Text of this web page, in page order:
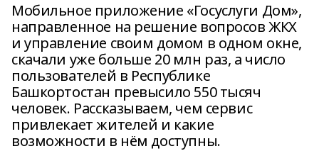
Мобильное приложение «Госуслуги Дом»,
направленное на решение вопросов ЖКХ
и управление своим домом в одном окне,
скачали уже больше 20 млн раз, а число
пользователей в Республике
Башкортостан превысило 550 тысяч
человек. Рассказываем, чем сервис
привлекает жителей и какие
возможности в нём доступны.